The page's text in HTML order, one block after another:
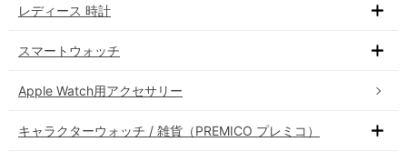
レディース 時計
スマートウォッチ
Apple Watch用アクセサリー
キャラクターウォッチ / 雑貨（PREMICO プレミコ）